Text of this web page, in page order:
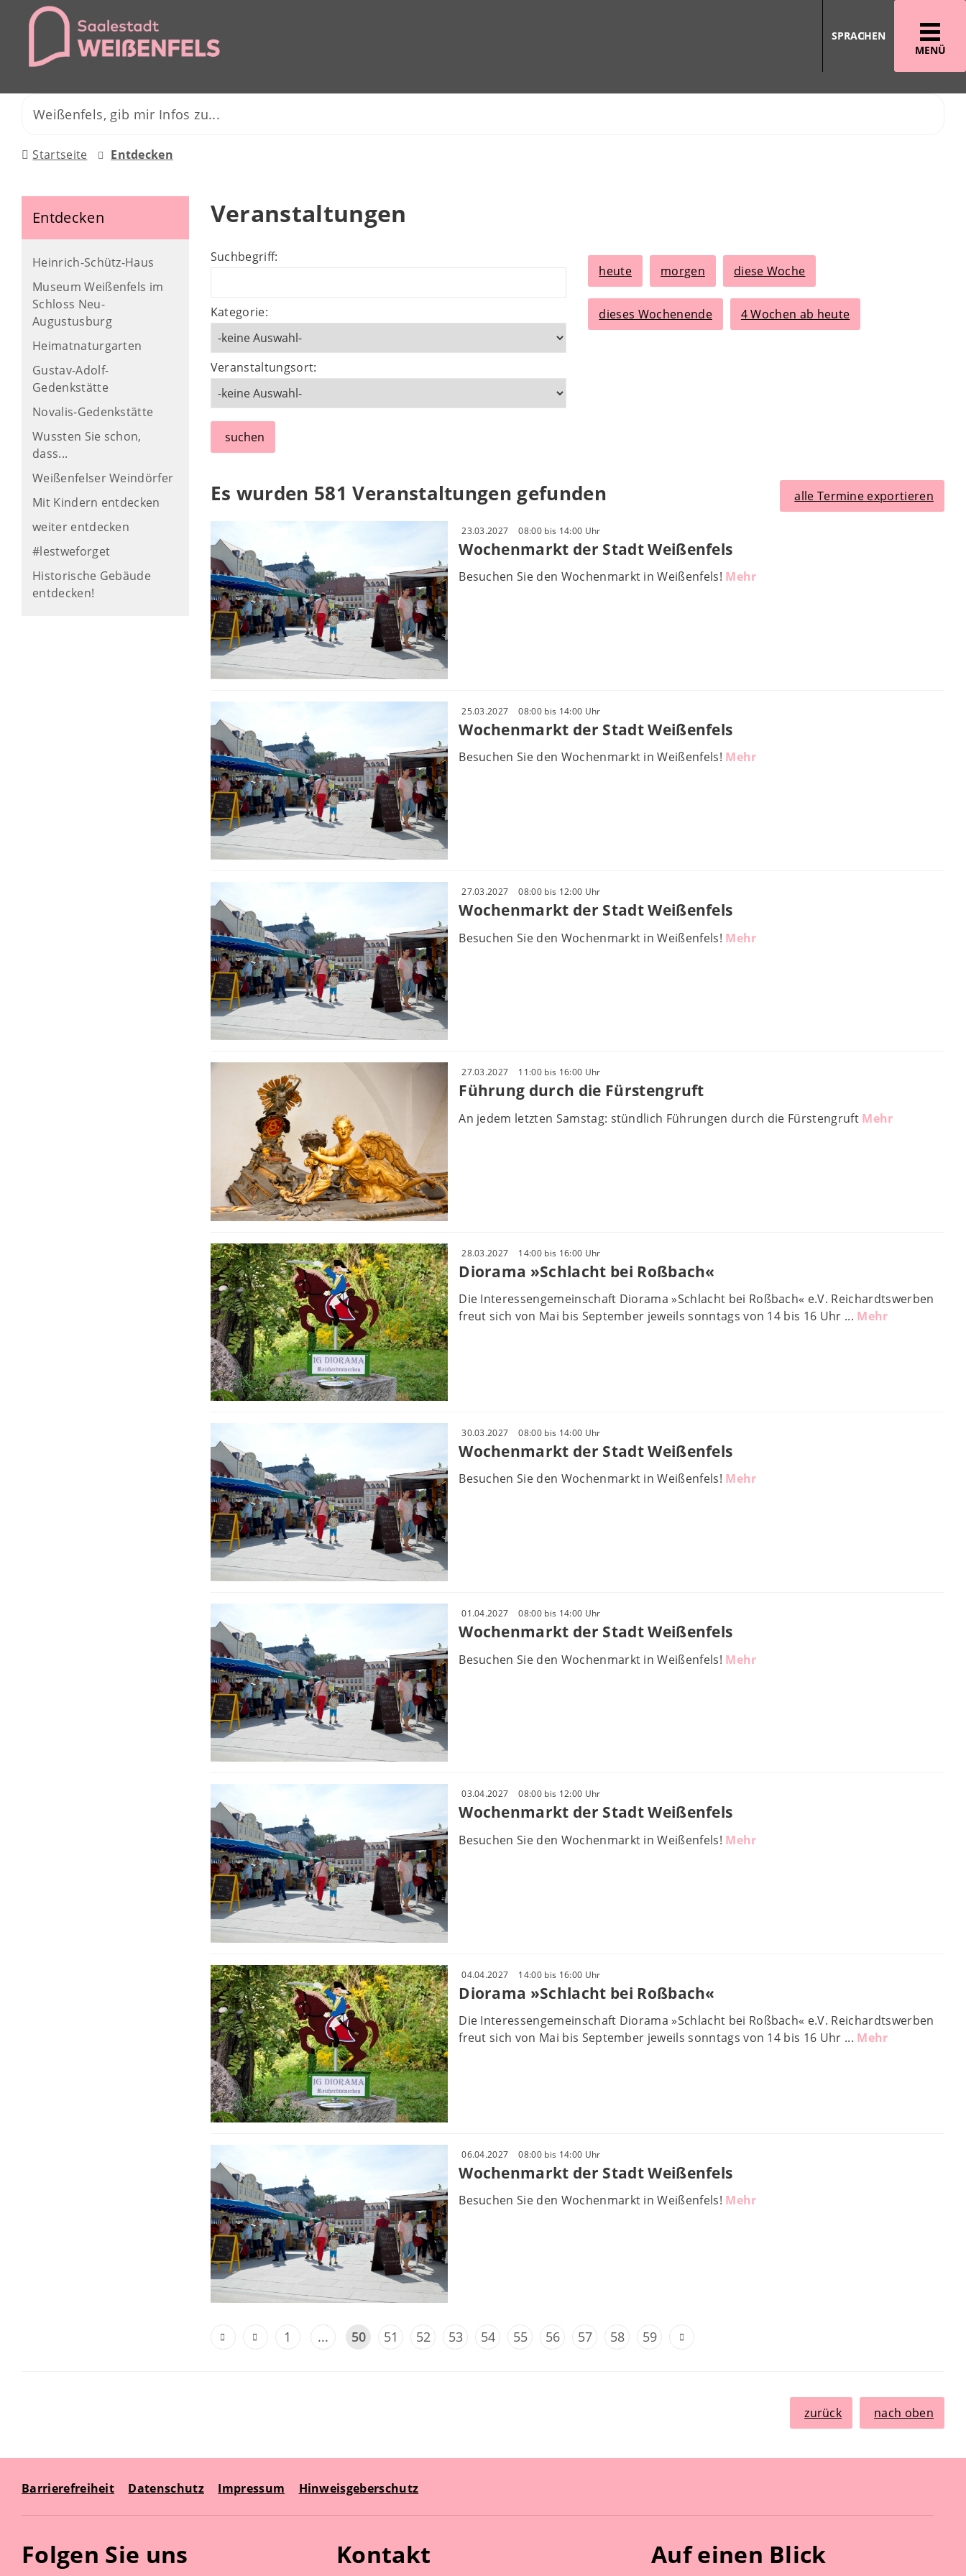
MENÜ
SPRACHEN
Startseite Entdecken
Entdecken
Heinrich-Schütz-Haus
Museum Weißenfels im
Schloss Neu-
Augustusburg
Heimatnaturgarten
Gustav-Adolf-
Gedenkstätte
Novalis-Gedenkstätte
Wussten Sie schon,
dass...
Weißenfelser Weindörfer
Mit Kindern entdecken
weiter entdecken
#lestweforget
Historische Gebäude
entdecken!
Veranstaltungen
Suchbegriff:
Kategorie:
Veranstaltungsort:
suchen
heute morgen diese Woche
dieses Wochenende 4 Wochen ab heute
alle Termine exportieren
Es wurden 581 Veranstaltungen gefunden
23.03.2027 08:00 bis 14:00 Uhr
Wochenmarkt der Stadt Weißenfels
Besuchen Sie den Wochenmarkt in Weißenfels! Mehr
25.03.2027 08:00 bis 14:00 Uhr
Wochenmarkt der Stadt Weißenfels
Besuchen Sie den Wochenmarkt in Weißenfels! Mehr
27.03.2027 08:00 bis 12:00 Uhr
Wochenmarkt der Stadt Weißenfels
Besuchen Sie den Wochenmarkt in Weißenfels! Mehr
27.03.2027 11:00 bis 16:00 Uhr
Führung durch die Fürstengruft
An jedem letzten Samstag: stündlich Führungen durch die Fürstengruft Mehr
28.03.2027 14:00 bis 16:00 Uhr
Diorama »Schlacht bei Roßbach«
Die Interessengemeinschaft Diorama »Schlacht bei Roßbach« e.V. Reichardtswerben
freut sich von Mai bis September jeweils sonntags von 14 bis 16 Uhr ... Mehr
30.03.2027 08:00 bis 14:00 Uhr
Wochenmarkt der Stadt Weißenfels
Besuchen Sie den Wochenmarkt in Weißenfels! Mehr
01.04.2027 08:00 bis 14:00 Uhr
Wochenmarkt der Stadt Weißenfels
Besuchen Sie den Wochenmarkt in Weißenfels! Mehr
03.04.2027 08:00 bis 12:00 Uhr
Wochenmarkt der Stadt Weißenfels
Besuchen Sie den Wochenmarkt in Weißenfels! Mehr
04.04.2027 14:00 bis 16:00 Uhr
Diorama »Schlacht bei Roßbach«
Die Interessengemeinschaft Diorama »Schlacht bei Roßbach« e.V. Reichardtswerben
freut sich von Mai bis September jeweils sonntags von 14 bis 16 Uhr ... Mehr
06.04.2027 08:00 bis 14:00 Uhr
Wochenmarkt der Stadt Weißenfels
Besuchen Sie den Wochenmarkt in Weißenfels! Mehr
1 ... 50 51 52 53 54 55 56 57 58 59
zurück nach oben
Barrierefreiheit Datenschutz Impressum Hinweisgeberschutz
Folgen Sie uns Kontakt Auf einen Blick